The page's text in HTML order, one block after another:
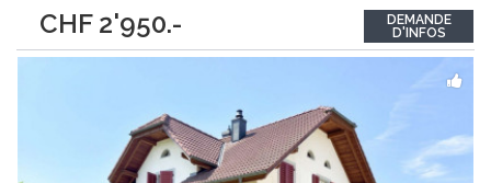
CHF 2'950.-
GartenhausPasst für:Familien mit Kindern, PlatzsuchendeIm
Erdgeschoss links befindet sich eine 2-Zimmer
DEMANDE
D'INFOS